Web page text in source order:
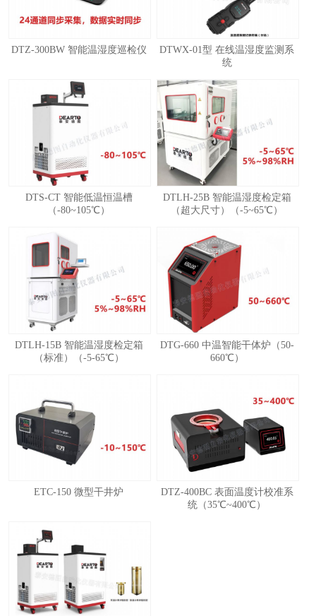
3 4
DTZ-300BW 智能温湿度巡检仪
DTWX-01型 在线温湿度监测系
统
DTS-CT 智能低温恒温槽
（-80~105℃）
DTLH-25B 智能温湿度检定箱
（超大尺寸）（-5~65℃）
DTLH-15B 智能温湿度检定箱
（标准）（-5-65℃）
DTG-660 中温智能干体炉（50-
660℃）
ETC-150 微型干井炉
DTZ-400BC 表面温度计校准系
统（35℃~400℃）